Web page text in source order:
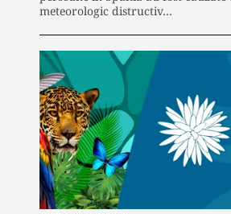
meteorologic distructiv…